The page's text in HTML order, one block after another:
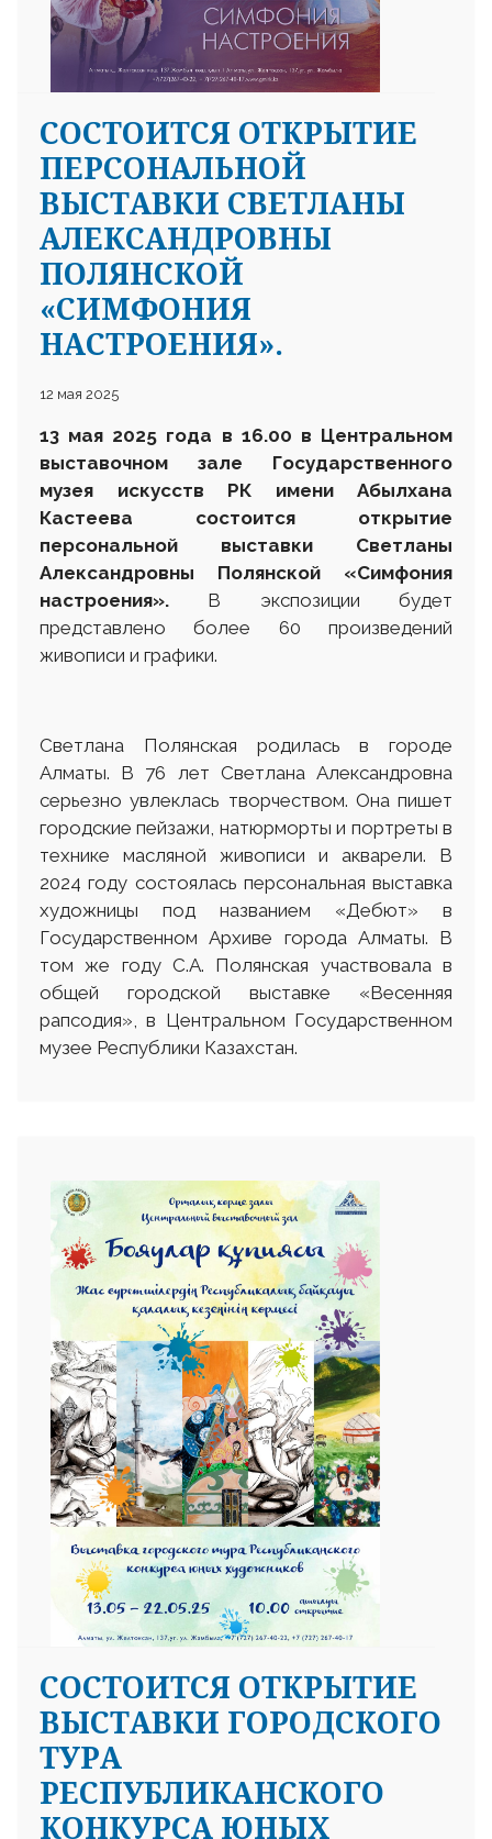
СОСТОИТСЯ ОТКРЫТИЕ
ПЕРСОНАЛЬНОЙ
ВЫСТАВКИ СВЕТЛАНЫ
АЛЕКСАНДРОВНЫ
ПОЛЯНСКОЙ
«СИМФОНИЯ
НАСТРОЕНИЯ».
12 мая 2025
13 мая 2025 года в 16.00 в Центральном
выставочном зале Государственного
музея искусств РК имени Абылхана
Кастеева состоится открытие
персональной выставки Светланы
Александровны Полянской «Симфония
настроения». В экспозиции будет
представлено более 60 произведений
живописи и графики.
Светлана Полянская родилась в городе
Алматы. В 76 лет Светлана Александровна
серьезно увлеклась творчеством. Она пишет
городские пейзажи, натюрморты и портреты в
технике масляной живописи и акварели. В
2024 году состоялась персональная выставка
художницы под названием «Дебют» в
Государственном Архиве города Алматы. В
том же году С.А. Полянская участвовала в
общей городской выставке «Весенняя
рапсодия», в Центральном Государственном
музее Республики Казахстан.
СОСТОИТСЯ ОТКРЫТИЕ
ВЫСТАВКИ ГОРОДСКОГО
ТУРА
РЕСПУБЛИКАНСКОГО
КОНКУРСА ЮНЫХ